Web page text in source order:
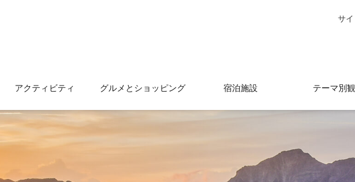
サ
アクティビティ グルメとショッピング 宿泊施設 テーマ別